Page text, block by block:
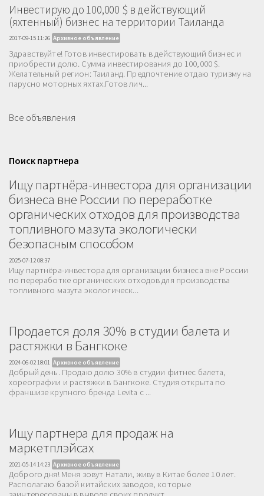
Инвестирую до 100,000 $ в действующий
(яхтенный) бизнес на территории Таиланда
2017-09-15 11:26 Архивное объявление
Здравствуйте! Готов инвестировать в действующий бизнес и
приобрести долю. Сумма инвестирования до 100,000 $.
Желательный регион: Таиланд. Предпочтение отдаю туризму на
парусно моторных яхтах.Готов лич...
Все объявления
Поиск партнера
Ищу партнёра-инвестора для организации
бизнеса вне России по переработке
органических отходов для производства
топливного мазута экологически
безопасным способом
2025-07-12 08:37
Ищу партнёра-инвестора для организации бизнеса вне России
по переработке органических отходов для производства
топливного мазута экологическ...
Продается доля 30% в студии балета и
растяжки в Бангкоке
2024-06-02 18:01 Архивное объявление
Добрый день. Продаю долю 30% в студии фитнес балета,
хореографии и растяжки в Бангкоке. Студия открыта по
франшизе крупного бренда Levita с ...
Ищу партнера для продаж на
маркетплэйсах
2021-05-14 14:23 Архивное объявление
Доброго дня! Меня зовут Натали, живу в Китае более 10 лет.
Располагаю базой китайских заводов, которые